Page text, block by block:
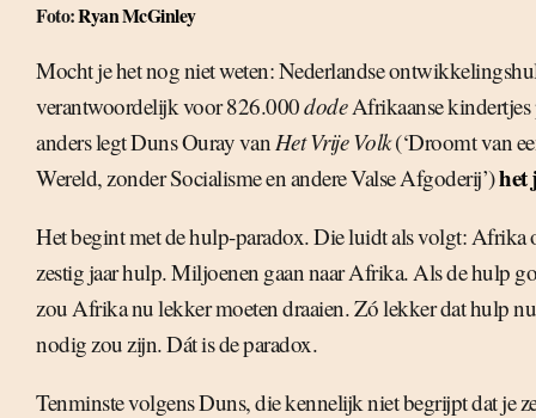
Foto:Ryan McGinley
Mocht je het nog niet weten: Nederlandse
verantwoordelijk voor 826.000dodeAfrikaanse kindertjes
anders legt Duns Ouray vanHet Vrije Volk(‘Droomt van
Wereld, zonder Socialisme en andere Valse Afgoderij’)het
Het begint met de hulp-paradox. Die luidt als volgt: Afrika
zestig jaar hulp. Miljoenen gaan naar Afrika. Als de hulp
zou Afrika nu lekker moeten draaien. Zó lekker dat hulp
nodig zou zijn. Dát is de paradox.
Tenminste volgens Duns, die kennelijk niet begrijpt dat je